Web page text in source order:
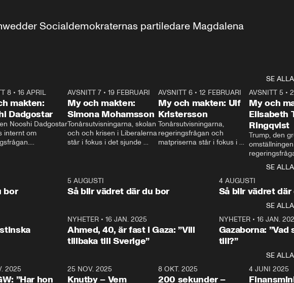
Socialdemokraternas partiledare Magdalena
SE ALLA
8• 16 APRIL
makten:
Dadgostar
Nooshi Dadgostar
internt om
upp i val. Ska vi
så sitter vi förstås
24:30
AVSNITT 7• 19 FEBRUARI
My och makten:
Simona Mohamsson
Tonårsutvisningarna, skolan
och och krisen i Liberalerna
står i fokus i det sjunde
kommentator My
Rohwedder ställer
utbildnings- och
Mohamsson till svars.
27:30
AVSNITT 6 •12 FEBRUARI
My och makten: Ulf
Kristersson
Tonårsutvisningarna,
regeringsfrågan och
matpriserna står i fokus i
Rohwedder ställer
statsminister Ulf Kristersson
AVSNITT 5 •
My och
Elisabeth
Ringqvist
Trump, den
centrum i
avsnittet av
Makten”. Se
Aftonbladets
Rohwedder
Thand Ring
SE ALLA
bor
5 AUGUSTI
Så blir vädret där du bor
4 AUGUSTI
Så blir vädret där
SE ALLA
NYHETER• 16 JAN. 2025
Ahmed, 40, är fast i Gaza: ”Vill
tillbaka till Sverige”
NYHETER• 16 JAN.
Gazaborna:
till?”
SE ALLA
2025
”Har hon
31:05
25 NOV. 2025
Knutby – Vem
4:29
8 OKT. 2025
200 sekunder –
4 JUNI 2025